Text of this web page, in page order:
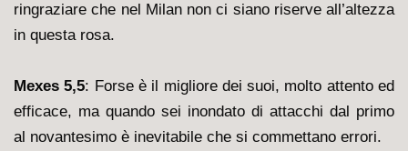
ringraziare che nel Milan non ci siano riserve all’altezza
in questa rosa.
Mexes 5,5: Forse è il migliore dei suoi, molto attento ed
efficace, ma quando sei inondato di attacchi dal primo
al novantesimo è inevitabile che si commettano errori.